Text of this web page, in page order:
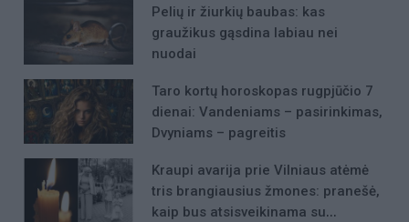
Pelių ir žiurkių baubas: kas
graužikus gąsdina labiau nei
nuodai
Taro kortų horoskopas rugpjūčio 7
dienai: Vandeniams – pasirinkimas,
Dvyniams – pagreitis
Kraupi avarija prie Vilniaus atėmė
tris brangiausius žmones: pranešė,
kaip bus atsisveikinama su